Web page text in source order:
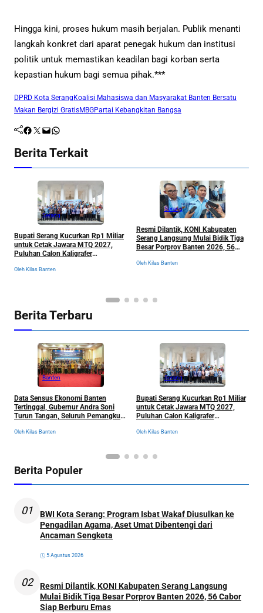
Hingga kini, proses hukum masih berjalan. Publik menanti
langkah konkret dari aparat penegak hukum dan institusi
politik untuk memastikan keadilan bagi korban serta
kepastian hukum bagi semua pihak.***
DPRD Kota SerangKoalisi Mahasiswa dan Masyarakat Banten Bersatu
Makan Bergizi GratisMBGPartai Kebangkitan Bangsa
Facebook Twitter Mail WhatsApp
Berita Terkait
Serang
Bupati Serang Kucurkan Rp1 Miliar
untuk Cetak Jawara MTQ 2027,
Puluhan Calon Kaligrafer
Oleh Kilas Banten
Serang
Resmi Dilantik, KONI Kabupaten
Serang Langsung Mulai Bidik Tiga
Besar Porprov Banten 2026, 56
Oleh Kilas Banten
Berita Terbaru
Banten
Data Sensus Ekonomi Banten
Tertinggal, Gubernur Andra Soni
Turun Tangan, Seluruh Pemangku
Dikumpulkan
Oleh Kilas Banten
Serang
Bupati Serang Kucurkan Rp1 Miliar
untuk Cetak Jawara MTQ 2027,
Puluhan Calon Kaligrafer
Oleh Kilas Banten
Berita Populer
01
BWI Kota Serang: Program Isbat Wakaf Diusulkan ke
Pengadilan Agama, Aset Umat Dibentengi dari
Ancaman Sengketa
5 Agustus 2026
02
Resmi Dilantik, KONI Kabupaten Serang Langsung
Mulai Bidik Tiga Besar Porprov Banten 2026, 56 Cabor
Siap Berburu Emas